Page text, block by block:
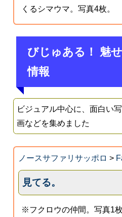
くるシマウマ。写真4枚。
びじゅある！ 魅
情報
ビジュアル中心に、面白い
画などを集めました
ノースサファリサッポロ >
見てる。
※フクロウの仲間。写真1枚